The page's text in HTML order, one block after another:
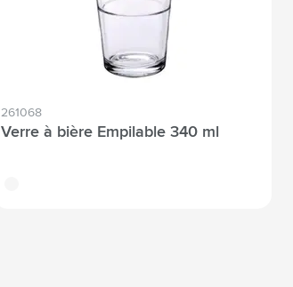
261068
Verre à bière Empilable 340 ml